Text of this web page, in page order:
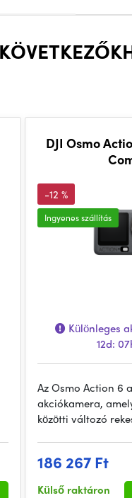
DJI Osmo
-12 %
Ingyenes szállítás
Különleges
12d:
Az Osmo Action 6
akciókamera,
közötti változó
186 267 Ft
Külső raktáron